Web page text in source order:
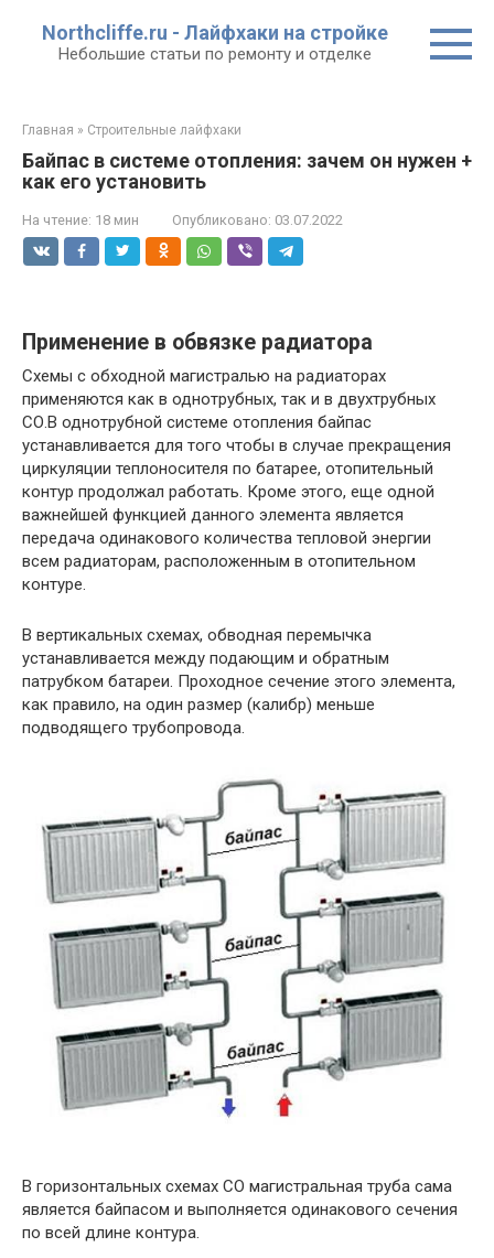
контенту
Northcliffe.ru - Лайфхаки на стройке
Небольшие статьи по ремонту и отделке
Главная » Строительные лайфхаки
Байпас в системе отопления: зачем он нужен +
как его установить
На чтение: 18 мин Опубликовано: 03.07.2022
Применение в обвязке радиатора
Схемы с обходной магистралью на радиаторах
применяются как в однотрубных, так и в двухтрубных
СО.В однотрубной системе отопления байпас
устанавливается для того чтобы в случае прекращения
циркуляции теплоносителя по батарее, отопительный
контур продолжал работать. Кроме этого, еще одной
важнейшей функцией данного элемента является
передача одинакового количества тепловой энергии
всем радиаторам, расположенным в отопительном
контуре.
В вертикальных схемах, обводная перемычка
устанавливается между подающим и обратным
патрубком батареи. Проходное сечение этого элемента,
как правило, на один размер (калибр) меньше
подводящего трубопровода.
В горизонтальных схемах СО магистральная труба сама
является байпасом и выполняется одинакового сечения
по всей длине контура.